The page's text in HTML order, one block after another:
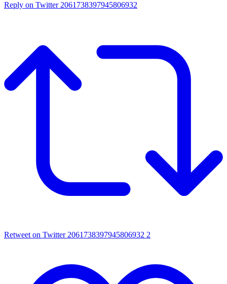
Reply on Twitter 2061738397945806932
Retweet on Twitter 2061738397945806932 2